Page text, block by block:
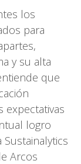
los
para
y su alta
que
expectativas
logro
Arcos